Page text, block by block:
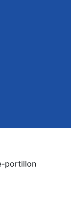
portillon